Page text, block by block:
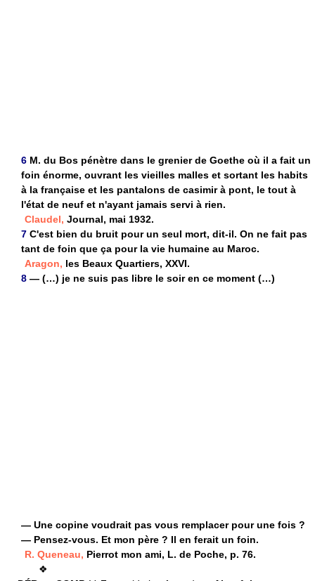
6 M. du Bos pénètre dans le grenier de Goethe où il a fait un
foin énorme, ouvrant les vieilles malles et sortant les habits
à la française et les pantalons de casimir à pont, le tout à
l'état de neuf et n'ayant jamais servi à rien.
Claudel, Journal, mai 1932.
7 C'est bien du bruit pour un seul mort, dit-il. On ne fait pas
tant de foin que ça pour la vie humaine au Maroc.
Aragon, les Beaux Quartiers, XXVI.
8 — (…) je ne suis pas libre le soir en ce moment (…)
— Une copine voudrait pas vous remplacer pour une fois ?
— Pensez-vous. Et mon père ? Il en ferait un foin.
R. Queneau, Pierrot mon ami, L. de Poche, p. 76.
❖